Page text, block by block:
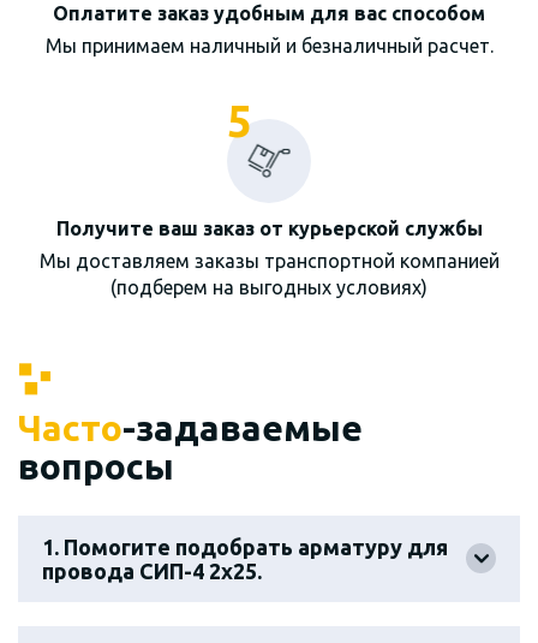
Оплатите заказ удобным для вас способом
Мы принимаем наличный и безналичный расчет.
5
Получите ваш заказ от курьерской службы
Мы доставляем заказы транспортной компанией
(подберем на выгодных условиях)
Часто-задаваемые
вопросы
1. Помогите подобрать арматуру для
провода СИП-4 2х25.